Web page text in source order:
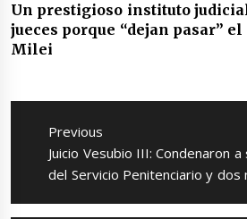
Un prestigioso instituto
jueces porque “dejan pasar”
Milei
Navegación
entradas
Previous
Previous
post:
Juicio Vesubio III: Condenaron
del Servicio Penitenciario y dos